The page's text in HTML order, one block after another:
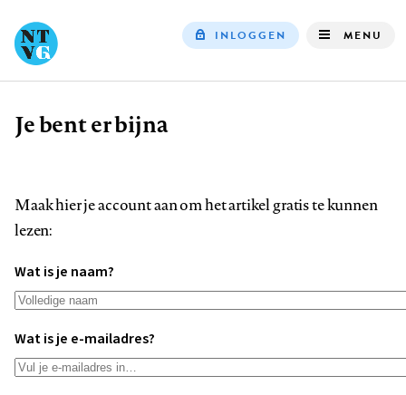
INLOGGEN MENU
Kruimelpad
Je bent er bijna
Maak hier je account aan om het artikel gratis te kunnen
lezen:
Wat is je naam?
Wat is je e-mailadres?